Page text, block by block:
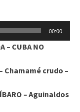
00:00
– CUBA NO
– Chamamé crudo –
– Aguinaldos